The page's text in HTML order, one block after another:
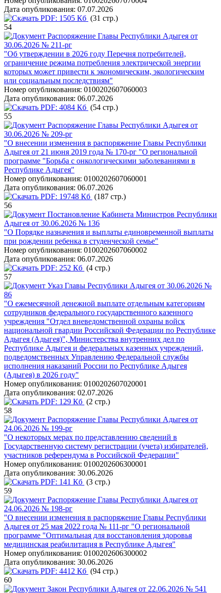
Дата опубликования: 07.07.2026
PDF: 1505 Кб (31 стр.)
54
Распоряжение Главы Республики Адыгея от
30.06.2026 № 211-рг
"Об утверждении в 2026 году Перечня потребителей,
ограничение режима потребления электрической энергии
которых может привести к экономическим, экологическим
или социальным последствиям"
Номер опубликования: 0100202607060003
Дата опубликования: 06.07.2026
PDF: 4084 Кб (54 стр.)
55
Распоряжение Главы Республики Адыгея от
30.06.2026 № 209-рг
"О внесении изменения в распоряжение Главы Республики
Адыгея от 21 июня 2019 года № 170-рг "О региональной
программе "Борьба с онкологическими заболеваниями в
Республике Адыгея"
Номер опубликования: 0100202607060001
Дата опубликования: 06.07.2026
PDF: 19748 Кб (187 стр.)
56
Постановление Кабинета Министров Республики
Адыгея от 30.06.2026 № 136
"О Порядке назначения и выплаты единовременной выплаты
при рождении ребенка в студенческой семье"
Номер опубликования: 0100202607060002
Дата опубликования: 06.07.2026
PDF: 252 Кб (4 стр.)
57
Указ Главы Республики Адыгея от 30.06.2026 №
86
"О ежемесячной денежной выплате отдельным категориям
сотрудников федерального государственного казенного
учреждения "Отдел вневедомственной охраны войск
национальной гвардии Российской Федерации по Республике
Адыгея (Адыгея)", Министерства внутренних дел по
Республике Адыгея и федеральных казенных учреждений,
подведомственных Управлению Федеральной службы
исполнения наказаний России по Республике Адыгея
(Адыгея) в 2026 году"
Номер опубликования: 0100202607020001
Дата опубликования: 02.07.2026
PDF: 129 Кб (2 стр.)
58
Распоряжение Главы Республики Адыгея от
24.06.2026 № 199-рг
"О некоторых мерах по представлению сведений в
Государственную систему регистрации (учета) избирателей,
участников референдума в Российской Федерации"
Номер опубликования: 0100202606300001
Дата опубликования: 30.06.2026
PDF: 141 Кб (3 стр.)
59
Распоряжение Главы Республики Адыгея от
24.06.2026 № 198-рг
"О внесении изменения в распоряжение Главы Республики
Адыгея от 25 мая 2022 года № 111-рг "О региональной
программе "Оптимальная для восстановления здоровья
медицинская реабилитация в Республике Адыгея"
Номер опубликования: 0100202606300002
Дата опубликования: 30.06.2026
PDF: 4412 Кб (94 стр.)
60
Закон Республики Адыгея от 22.06.2026 № 541